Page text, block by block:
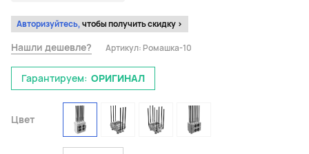
Авторизуйтесь,чтобы получить скидку >
Нашли дешевле? Артикул: Ромашка-10
Гарантируем: ОРИГИНАЛ
Цвет